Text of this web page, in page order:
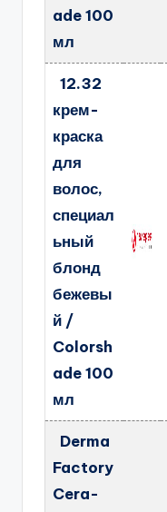
ade 100
мл
12.32
крем-
краска
для
волос,
специал
ьный
блонд
бежевы
й /
Colorsh
ade 100
мл
Derma
Factory
Cera-